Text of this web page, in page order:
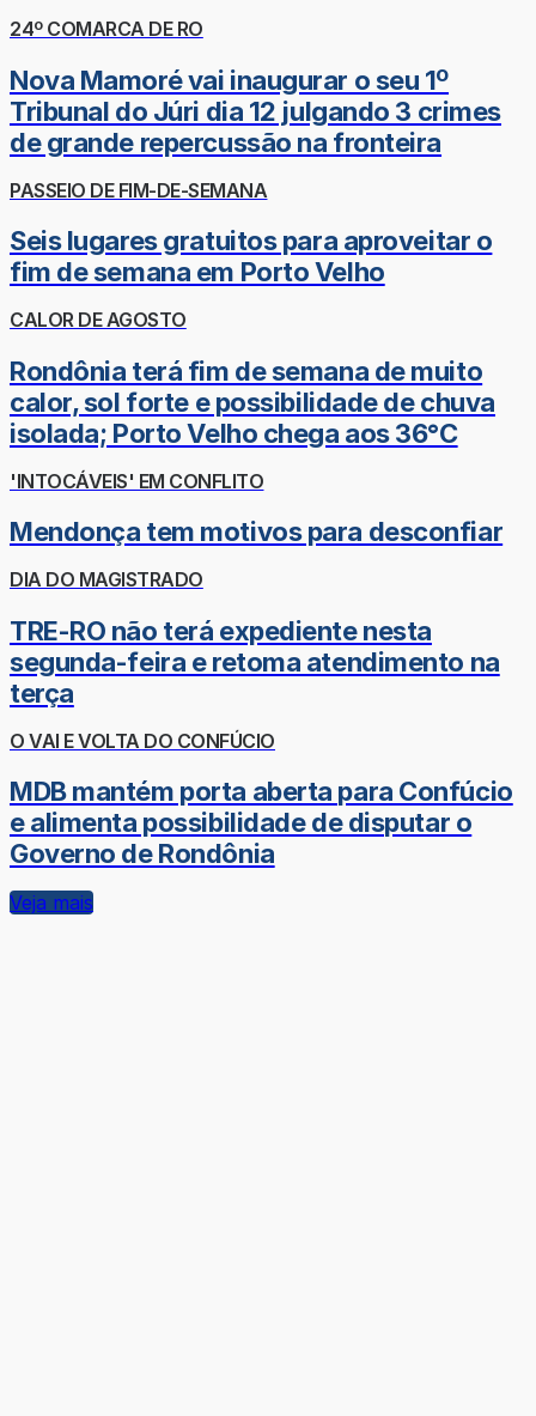
24º COMARCA DE RO
Nova Mamoré vai inaugurar o seu 1º
Tribunal do Júri dia 12 julgando 3 crimes
de grande repercussão na fronteira
PASSEIO DE FIM-DE-SEMANA
Seis lugares gratuitos para aproveitar o
fim de semana em Porto Velho
CALOR DE AGOSTO
Rondônia terá fim de semana de muito
calor, sol forte e possibilidade de chuva
isolada; Porto Velho chega aos 36°C
'INTOCÁVEIS' EM CONFLITO
Mendonça tem motivos para desconfiar
DIA DO MAGISTRADO
TRE-RO não terá expediente nesta
segunda-feira e retoma atendimento na
terça
O VAI E VOLTA DO CONFÚCIO
MDB mantém porta aberta para Confúcio
e alimenta possibilidade de disputar o
Governo de Rondônia
Veja mais